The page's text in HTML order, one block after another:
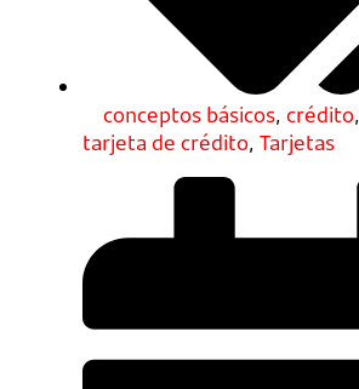
conceptos básicos, crédito,
tarjeta de crédito, Tarjetas